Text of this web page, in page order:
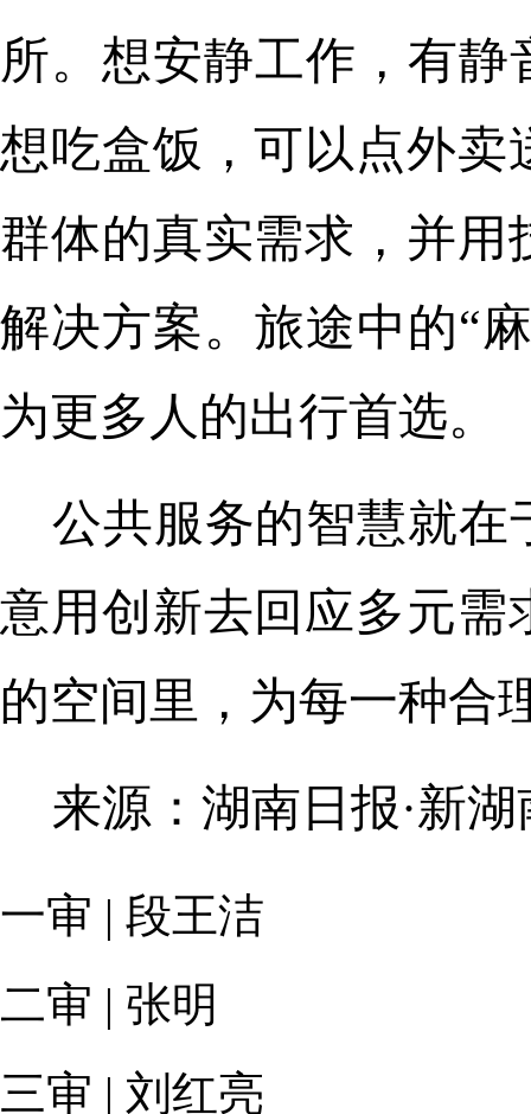
所。想安静工作，有
想吃盒饭，可以点外
群体的真实需求，并
解决方案。旅途中的“
为更多人的出行首选。
公共服务的智慧就在
意用创新去回应多元需
的空间里，为每一种合
来源：湖南日报·新
一审 | 段王洁
二审 | 张明
三审 | 刘红亮